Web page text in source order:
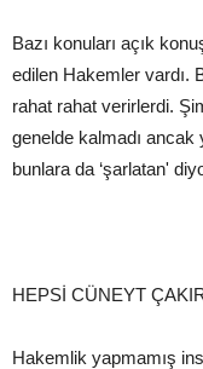
Bazı konuları açık
edilen Hakemler vardı.
rahat rahat verirlerdi.
genelde kalmadı ancak
bunlara da ‘şarlatan'
HEPSİ CÜNEYT
Hakemlik yapmamış